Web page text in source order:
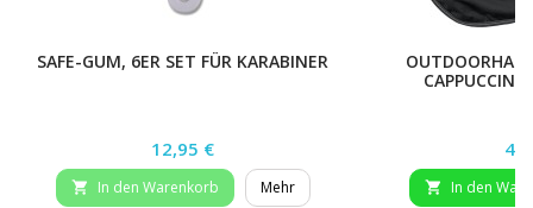
SAFE-GUM, 6ER SET FÜR KARABINER
Preis
12,95 €
 In den Warenkorb Mehr  In den